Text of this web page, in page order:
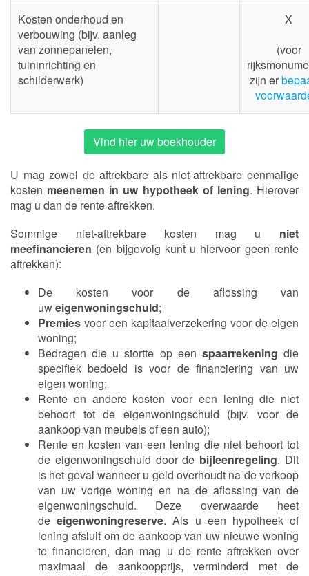
Kosten onderhoud en
verbouwing (bijv. aanleg
van zonnepanelen,
tuininrichting en
schilderwerk)
X
(voor
zijn er
Vind hier uw boekhouder
U mag zowel de aftrekbare als niet-aftrekbare eenmalige
kosten meenemen in uw hypotheek of lening. Hierover
mag u dan de rente aftrekken.
Sommige niet-aftrekbare kosten mag u niet
meefinancieren (en bijgevolg kunt u hiervoor geen rente
aftrekken):
De kosten voor de aflossing van
uweigenwoningschuld;
Premies voor een kapitaalverzekering voor de eigen
woning;
Bedragen die u stortte op een spaarrekeningdie
specifiek bedoeld is voor de financiering van uw
eigen woning;
Rente en andere kosten voor een lening die niet
behoort tot de eigenwoningschuld (bijv. voor de
aankoop van meubels of een auto);
Rente en kosten van een lening die niet behoort tot
de eigenwoningschuld door de bijleenregeling. Dit
is het geval wanneer u geld overhoudt na de verkoop
van uw vorige woning en na de aflossing van de
eigenwoningschuld. Deze overwaarde heet
deeigenwoningreserve. Als u een hypotheek of
lening afsluit om de aankoop van uw nieuwe woning
te financieren, dan mag u de rente aftrekken over
maximaal de aankoopprijs, verminderd met de